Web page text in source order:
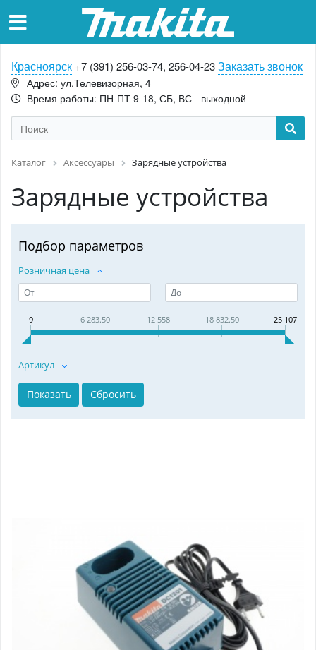
Красноярск +7 (391) 256-03-74, 256-04-23Заказать звонок
Адрес: ул.Телевизорная, 4
Время работы: ПН-ПТ 9-18, СБ, ВС - выходной
Каталог Аксессуары Зарядные устройства
Зарядные устройства
Подбор параметров
Розничная цена
9 6 283.50 12 558 18 832.50 25 107
Артикул